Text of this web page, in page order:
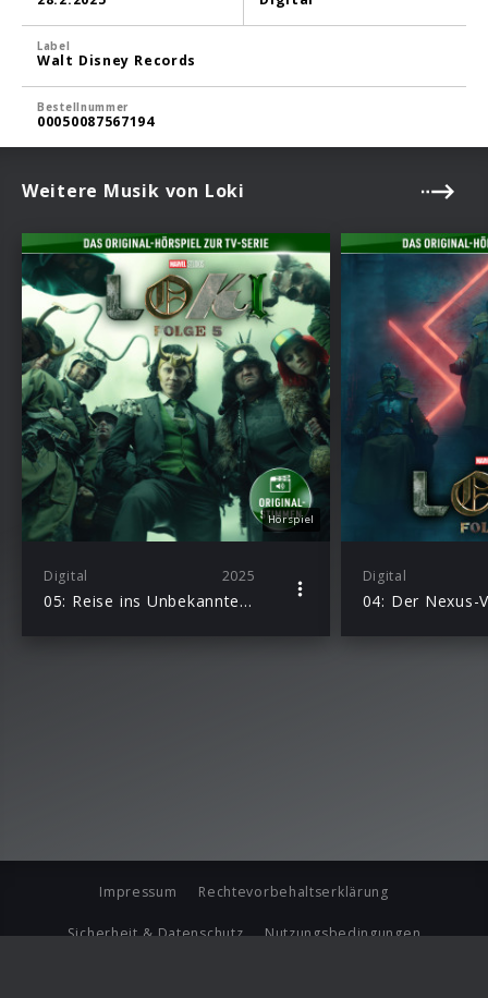
Label
Walt Disney Records
Bestellnummer
00050087567194
Weitere Musik von Loki
Hörspiel
Digital 2025
05: Reise ins Unbekannte – Hörspiel zur Marvel TV-Serie
Digital
Impressum Rechtevorbehaltserklärung
Sicherheit & Datenschutz Nutzungsbedingungen